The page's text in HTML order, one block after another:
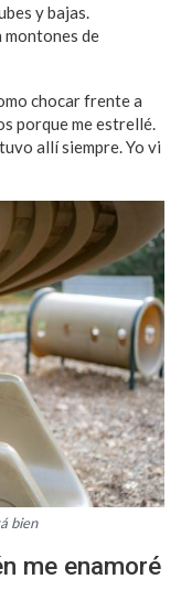
y bajas.
montones de
chocar frente a
porque me estrellé.
allí siempre. Yo vi
bien
me enamoré